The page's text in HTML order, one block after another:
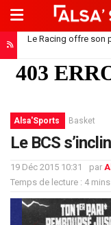
Le Racing offre son
Alsa'Sports Basket
Le BCS
19 Déc 2015 10:31 par
Temps de lecture : 4 mins